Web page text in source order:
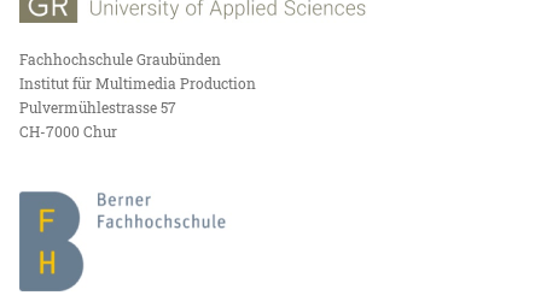
Fachhochschule Graubünden
Institut für Multimedia Production
Pulvermühlestrasse 57
CH-7000 Chur